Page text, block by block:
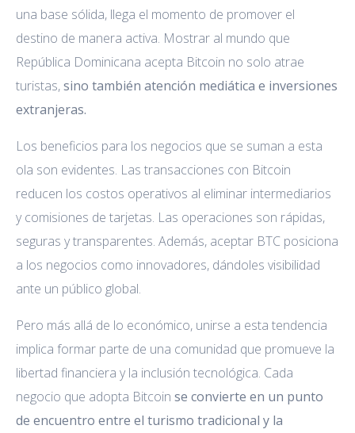
una base sólida, llega el momento de promover el
destino de manera activa. Mostrar al mundo que
República Dominicana acepta Bitcoin no solo atrae
turistas,sino también atención mediática e inversiones
extranjeras.
Los beneficios para los negocios que se suman a esta
ola son evidentes. Las transacciones con Bitcoin
reducen los costos operativos al eliminar intermediarios
y comisiones de tarjetas. Las operaciones son rápidas,
seguras y transparentes. Además, aceptar BTC posiciona
a los negocios como innovadores, dándoles visibilidad
ante un público global.
Pero más allá de lo económico, unirse a esta tendencia
implica formar parte de una comunidad que promueve la
libertad financiera y la inclusión tecnológica. Cada
negocio que adopta Bitcoin se convierte en un punto
de encuentro entre el turismo tradicional y la